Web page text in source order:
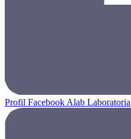
Profil Facebook Alab Laboratoria